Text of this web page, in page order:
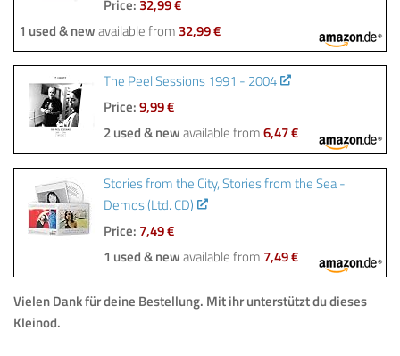
Price: 32,99 €
1 used & newavailable from 32,99 €
The Peel Sessions 1991 - 2004
Price:9,99 €
2 used & newavailable from6,47 €
Stories from the City, Stories from the Sea -
Demos (Ltd. CD)
Price: 7,49 €
1 used & newavailable from 7,49 €
Vielen Dank für deine Bestellung. Mit ihr unterstützt du dieses
Kleinod.